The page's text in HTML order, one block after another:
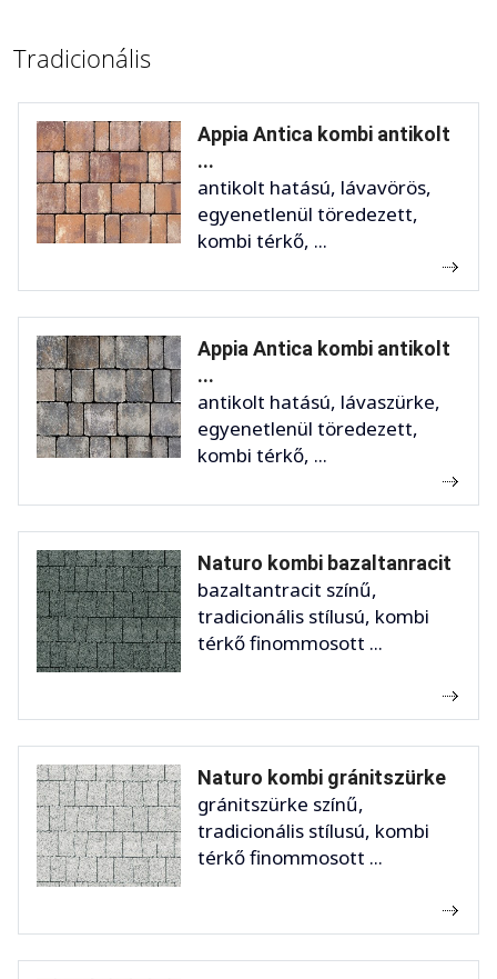
Tradicionális
Appia Antica kombi antikolt
...
antikolt hatású, lávavörös,
egyenetlenül töredezett,
kombi térkő, ...
Appia Antica kombi antikolt
...
antikolt hatású, lávaszürke,
egyenetlenül töredezett,
kombi térkő, ...
Naturo kombi bazaltanracit
bazaltantracit színű,
tradicionális stílusú, kombi
térkő finommosott ...
Naturo kombi gránitszürke
gránitszürke színű,
tradicionális stílusú, kombi
térkő finommosott ...